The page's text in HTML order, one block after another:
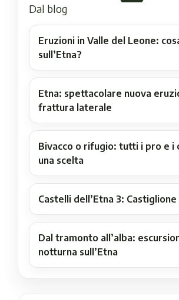
Dal blog
Eruzioni in Valle del Leone:
sull’Etna?
Etna: spettacolare nuova
frattura laterale
Bivacco o rifugio: tutti i pro e i
una scelta
Castelli dell’Etna 3:
Dal tramonto all’alba:
notturna sull’Etna